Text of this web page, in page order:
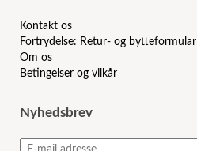
Kontakt os
Fortrydelse: Retur- og bytteformular
Om os
Betingelser og vilkår
Nyhedsbrev